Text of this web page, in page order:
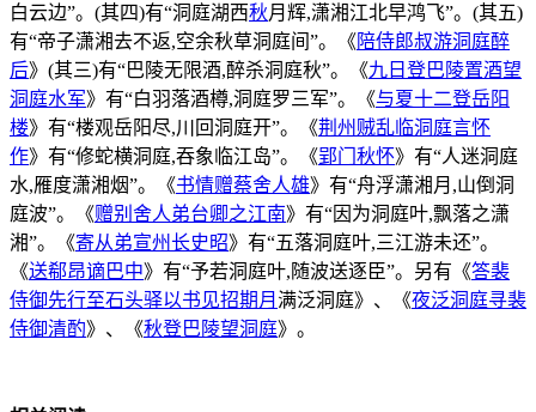
白云边”。(其四)有“洞庭湖西秋月辉,潇湘江北早鸿飞”。(其五)
有“帝子潇湘去不返,空余秋草洞庭间”。《 陪侍郎叔游洞庭醉
后》(其三)有“巴陵无限酒,醉杀洞庭秋”。《九日登巴陵置酒望
洞庭水军》有“白羽落酒樽,洞庭罗三军”。《与夏十二登岳阳
楼》有“楼观岳阳尽,川回洞庭开”。《荆州贼乱临洞庭言怀
作》有“修蛇横洞庭,吞象临江岛”。《郢门秋怀》有“人迷洞庭
水,雁度潇湘烟”。《书情赠蔡舍人雄》有“舟浮潇湘月,山倒洞
庭波”。《赠别舍人弟台卿之江南》有“因为洞庭叶,飘落之潇
湘”。《寄从弟宣州长史昭》有“五落洞庭叶,三江游未还”。
《送郗昂谪巴中》有“予若洞庭叶,随波送逐臣”。另有《答裴
侍御先行至石头驿以书见招期月 满泛洞庭》、《夜泛洞庭寻裴
侍御清酌》、《秋登巴陵望洞庭》。